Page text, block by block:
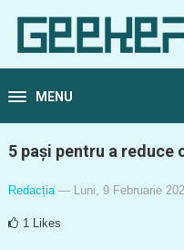
MENU
5 pași pentru a reduce
Redacția — Luni, 9 Februarie
1 Likes